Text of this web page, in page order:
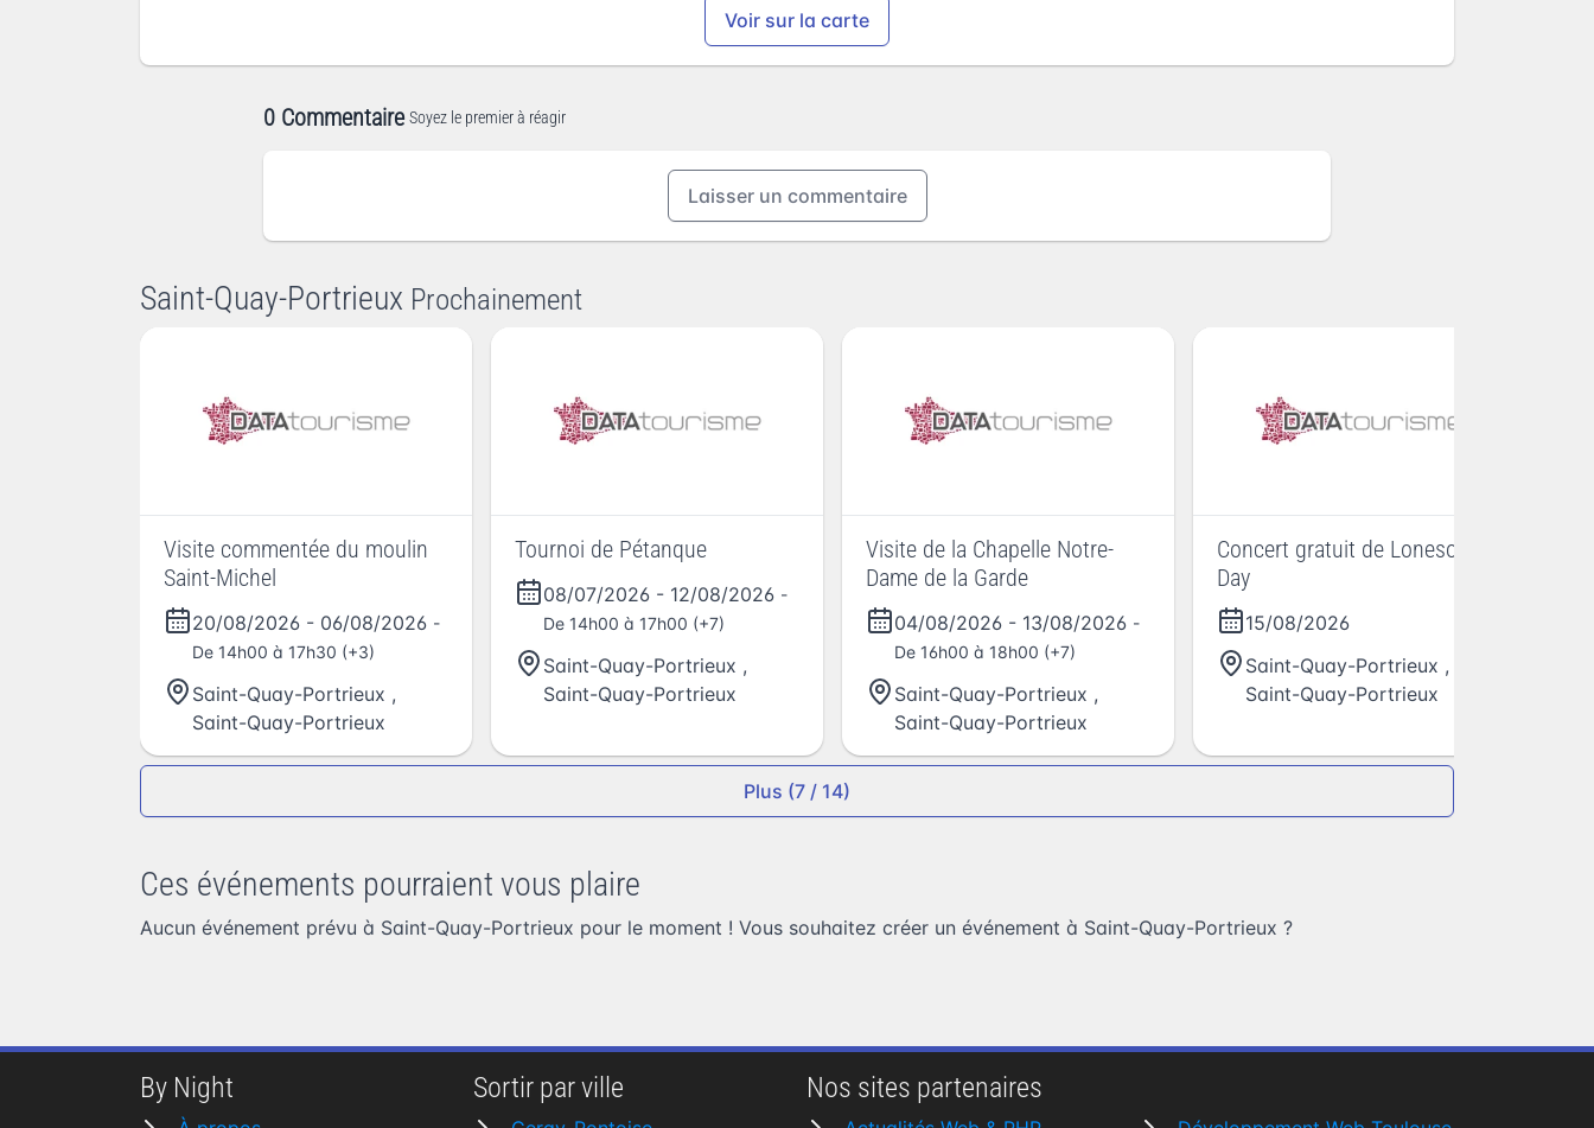
Voir sur la carte
0 Commentaire Soyez le premier à réagir
Laisser un commentaire
Saint-Quay-Portrieux Prochainement
Visite commentée du moulin
Saint-Michel
20/08/2026 - 06/08/2026 -
De 14h00 à 17h30 (+3)
Saint-Quay-Portrieux ,
Saint-Quay-Portrieux
Tournoi de Pétanque
08/07/2026 - 12/08/2026 -
De 14h00 à 17h00 (+7)
Saint-Quay-Portrieux ,
Saint-Quay-Portrieux
Visite de la Chapelle Notre-
Dame de la Garde
04/08/2026 - 13/08/2026 -
De 16h00 à 18h00 (+7)
Saint-Quay-Portrieux ,
Saint-Quay-Portrieux
Concert gratuit de Lonesome
Day
15/08/2026
Saint-Quay-Portrieux ,
Saint-Quay-Portrieux
Plus (7 / 14)
Ces événements pourraient vous plaire
Aucun événement prévu à Saint-Quay-Portrieux pour le moment ! Vous souhaitez créer un événement à Saint-Quay-Portrieux ?
By Night Sortir par ville Nos sites partenaires